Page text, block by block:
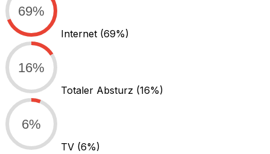
69%
Internet (69%)
16%
Totaler Absturz (16%)
6%
TV (6%)